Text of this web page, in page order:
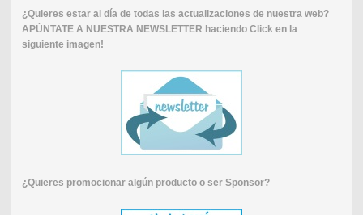
¿Quieres estar al día de todas las actualizaciones de nuestra web?
APÚNTATE A NUESTRA NEWSLETTER haciendo Click en la
siguiente imagen!
¿Quieres promocionar algún producto o ser Sponsor?